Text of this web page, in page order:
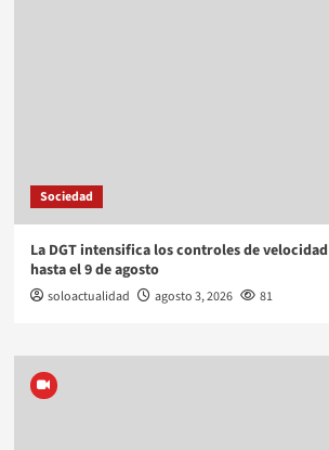
Sociedad
La DGT intensifica los controles de
hasta el 9 de agosto
soloactualidad agosto 3, 2026 81